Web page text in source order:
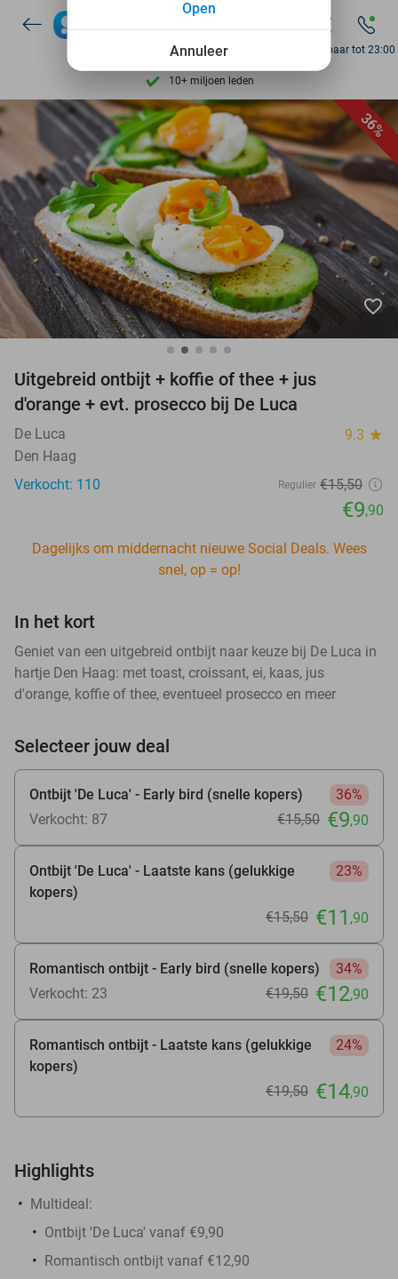
7 dagen per week beschikbaar
10+ miljoen leden
9,4 op basis van
Ontdek 15.000+ deals
7 dagen per week beschikbaar
10+ miljoen leden
Bereikbaar tot 23:00
36%
favorite_border
Uitgebreid ontbijt + koffie of thee + jus
d'orange + evt. prosecco bij De Luca
De Luca 9.3 star
Den Haag
Verkocht: 110
Regulier €15,50
€9,90
Dagelijks om middernacht nieuwe Social Deals. Wees
snel, op = op!
In het kort
Geniet van een uitgebreid ontbijt naar keuze bij De Luca in
hartje Den Haag: met toast, croissant, ei, kaas, jus
d'orange, koffie of thee, eventueel prosecco en meer
Selecteer jouw deal
Ontbijt 'De Luca' - Early bird (snelle kopers)
36%
Verkocht: 87
€15,50 €9,90
Ontbijt 'De Luca' - Laatste kans (gelukkige
kopers)
23%
€15,50 €11 ,90
Romantisch ontbijt - Early bird (snelle kopers)
34%
Verkocht: 23
€19,50 €12,90
Romantisch ontbijt - Laatste kans (gelukkige
kopers)
24%
€19,50 €14,90
Highlights
Multideal:
Ontbijt 'De Luca' vanaf €9,90
Romantisch ontbijt vanaf €12,90
Annuleer
Open